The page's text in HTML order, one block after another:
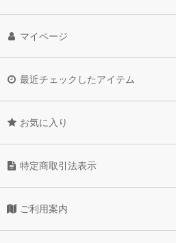
高機能パウダーエッセンス
【守る】美容オイル（肌環境保護）
高機能クリーム（テロメア理論美容）
内面美容・ダイエット・サプリ・健康茶
マイページ
最近チェックしたアイテム
お気に入り
特定商取引法表示
ご利用案内